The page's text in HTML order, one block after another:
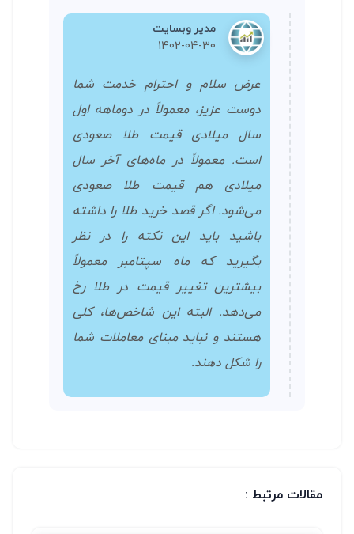
مدیر وبسایت
1402-04-30
عرض سلام و احترام خدمت شما
دوست عزیز، معمولاً در دوماهه اول
سال میلادی قیمت طلا صعودی
است. معمولاً در ماه‌های آخر سال
میلادی هم قیمت طلا صعودی
می‌شود. اگر قصد خرید طلا را داشته
باشید باید این نکته را در نظر
بگیرید که ماه سپتامبر معمولاً
بیشترین تغییر قیمت در طلا رخ
می‌دهد. البته این شاخص‌ها، کلی
هستند و نباید مبنای معاملات شما
را شکل دهند.
مقالات مرتبط :